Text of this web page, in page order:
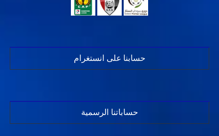
حسابنا على انستغرام
حساباتنا الرسمية